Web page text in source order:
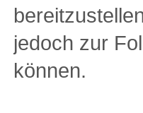
jedoch zur
können.